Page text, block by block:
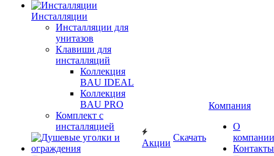
Инсталляции
Инсталляции для
унитазов
Клавиши для
инсталляций
Коллекция
BAU IDEAL
Коллекция
BAU PRO
Комплект с
инсталляцией
Акции
Скачать
Компания
О
компании
Контакты